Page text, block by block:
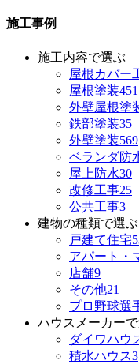
施工事例
施工内容で選ぶ
屋根カバー
屋根塗装451
外壁屋根塗
鉄部塗装35
外壁塗装569
ベランダ防
屋上防水30
改修工事25
公共工事3
建物の種類で選ぶ
戸建て住宅
アパート・
店舗9
その他21
プロ野球選
ハウスメーカー
ダイワハウ
積水ハウス3